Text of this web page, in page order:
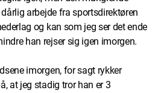
arbejde fra sportsdirektøren
og kan som jeg ser det ende
han rejser sig igen imorgen.
imorgen, for sagt rykker
at jeg stadig tror han er 3